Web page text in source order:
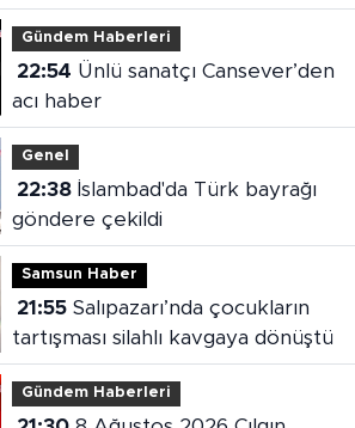
değişti
Gündem Haberleri
22:54
acı haber
Genel
22:38İslambad'da Türk bayrağı
göndere çekildi
Samsun Haber
21:55Salıpazarı’nda çocukların
tartışması silahlı kavgaya dönüştü
Gündem Haberleri